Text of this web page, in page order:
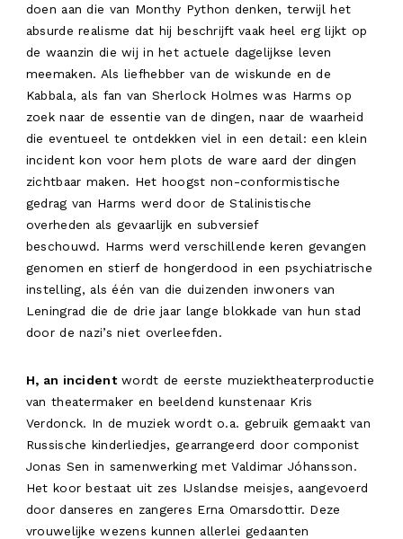
INFO
doen aan die van Monthy Python denken, terwijl het
absurde realisme dat hij beschrijft vaak heel erg lijkt op
de waanzin die wij in het actuele dagelijkse leven
meemaken. Als liefhebber van de wiskunde en de
Kabbala, als fan van Sherlock Holmes was Harms op
zoek naar de essentie van de dingen, naar de waarheid
die eventueel te ontdekken viel in een detail: een klein
incident kon voor hem plots de ware aard der dingen
zichtbaar maken. Het hoogst non-conformistische
gedrag van Harms werd door de Stalinistische
overheden als gevaarlijk en subversief
beschouwd. Harms werd verschillende keren gevangen
genomen en stierf de hongerdood in een psychiatrische
instelling, als één van die duizenden inwoners van
Leningrad die de drie jaar lange blokkade van hun stad
door de nazi’s niet overleefden.
H, an incidentwordt de eerste muziektheaterproductie
van theatermaker en beeldend kunstenaar Kris
Verdonck. In de muziek wordt o.a. gebruik gemaakt van
Russische kinderliedjes, gearrangeerd door componist
Jonas Sen in samenwerking met Valdimar Jóhansson.
Het koor bestaat uit zes IJslandse meisjes, aangevoerd
door danseres en zangeres Erna Omarsdottir. Deze
vrouwelijke wezens kunnen allerlei gedaanten